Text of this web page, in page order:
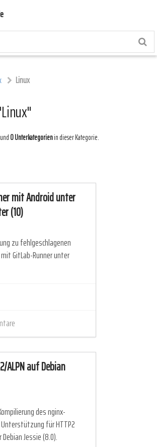
Linux
und0 Unterkategorienin dieser Kategorie.
mit Android unter
(10)
zu fehlgeschlagenen
GitLab-Runner unter
ALPN auf Debian
des nginx-
für HTTP2
Jessie (8.0).